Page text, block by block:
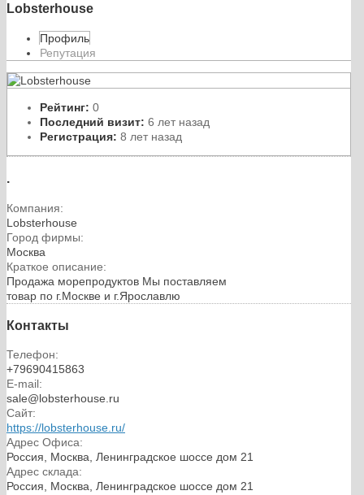
Lobsterhouse
Профиль
Репутация
Рейтинг: 0
Последний визит: 6 лет назад
Регистрация: 8 лет назад
.
Компания:
Lobsterhouse
Город фирмы:
Москва
Краткое описание:
Продажа морепродуктов Мы поставляем
товар по г.Москве и г.Ярославлю
Контакты
Телефон:
+79690415863
E-mail:
sale@lobsterhouse.ru
Сайт:
https://lobsterhouse.ru/
Адрес Офиса:
Россия, Москва, Ленинградское шоссе дом 21
Адрес склада:
Россия, Москва, Ленинградское шоссе дом 21